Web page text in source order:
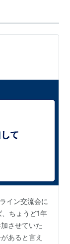
5年生が七保
イン交流会に
ちょうど1年
させていた
あると言え